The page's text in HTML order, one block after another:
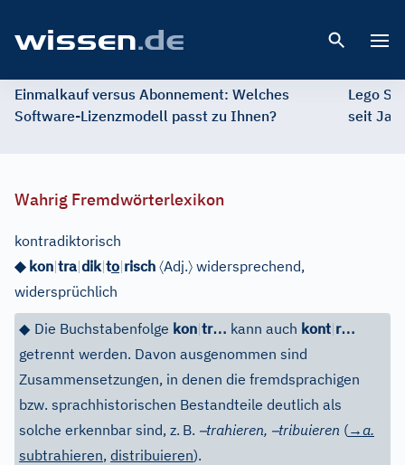
Einmalkauf versus Abonnement: Welches
Software-Lizenzmodell passt zu Ihnen?
Lego
seit
Wahrig Fremdwörterlexikon
kontradiktorisch
◆ kon|tra|dik|to|risch 〈Adj.〉 widersprechend,
widersprüchlich
◆ Die Buchstabenfolge kon|tr… kann auch kont|r…
getrennt werden. Davon ausgenommen sind
Zusammensetzungen, in denen die fremdsprachigen
bzw. sprachhistorischen Bestandteile deutlich als
solche erkennbar sind, z. B. –trahieren, –tribuieren (→a.
subtrahieren, distribuieren).